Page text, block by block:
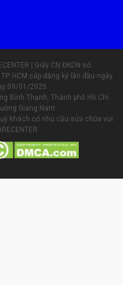
| Giấy CN ĐKDN số:
HCM cấp đăng ký lần đầu ngày
09/01/2025
Bình Thạnh, Thành phố Hồ Chí
Giang Nam
khách có nhu cầu sửa chữa vui